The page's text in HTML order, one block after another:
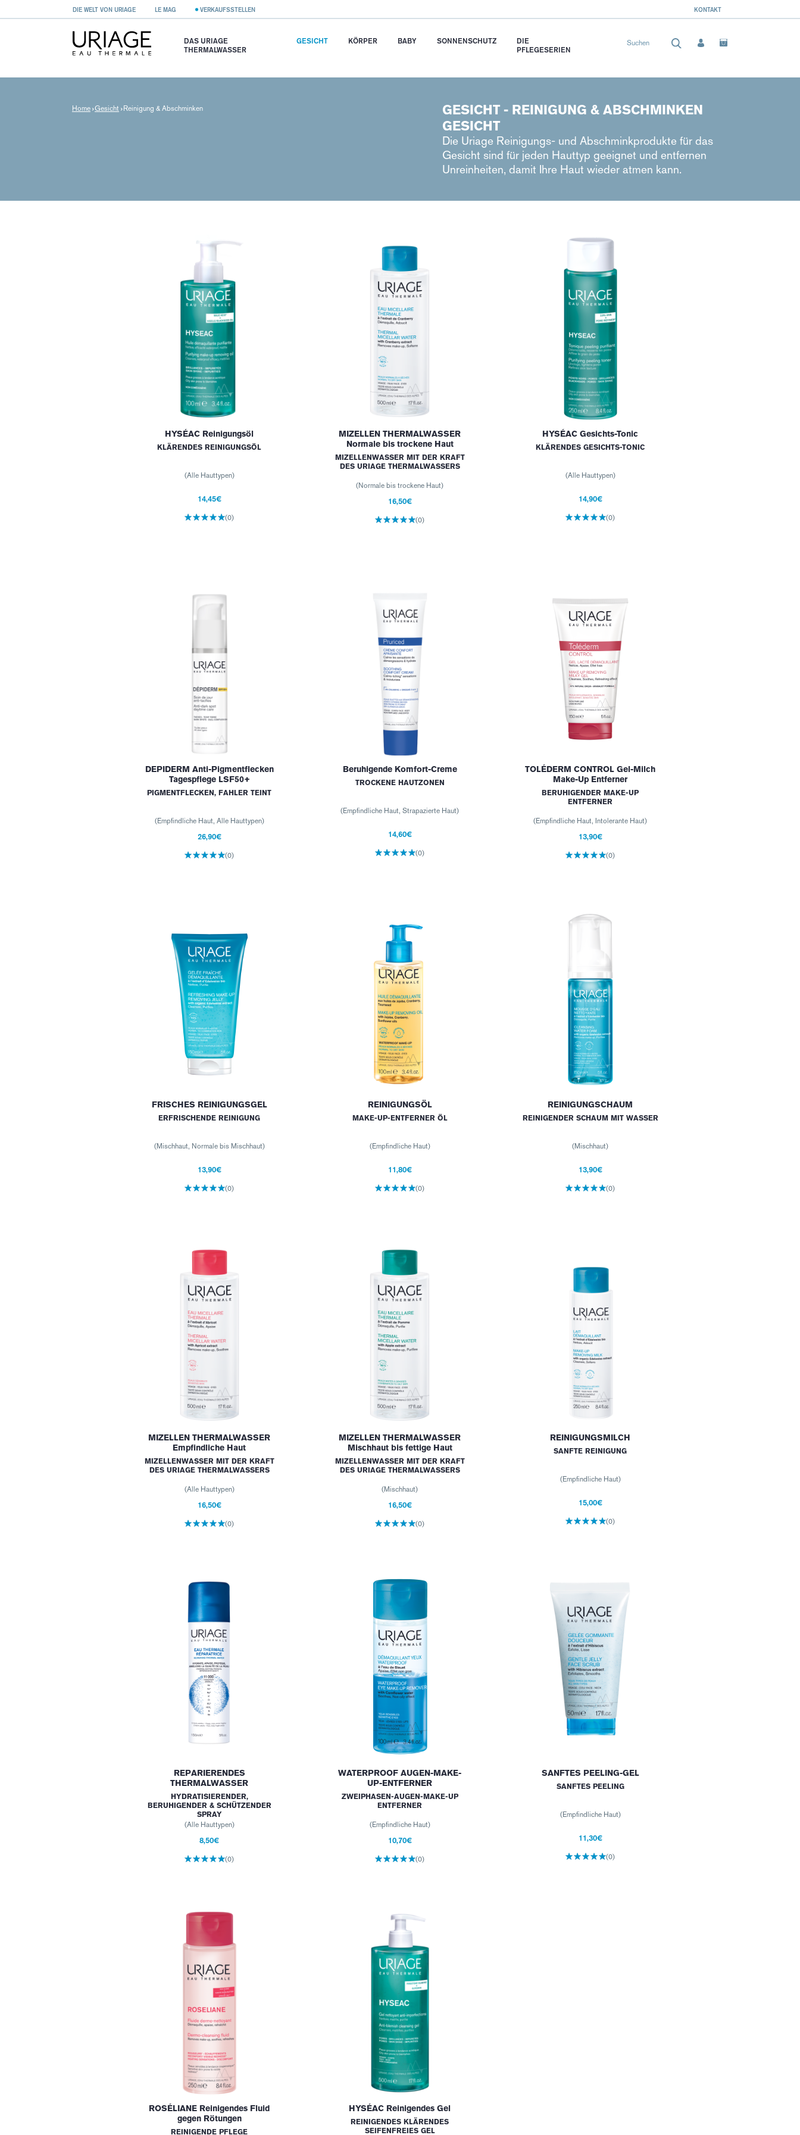
DIE WELT VON URIAGE LE MAG VERKAUFSSTELLEN KONTAKT
DAS URIAGE
THERMALWASSER
GESICHT KÖRPER BABY SONNENSCHUTZ
DIE
PFLEGESERIEN
Home Gesicht Reinigung & Abschminken
GESICHT - REINIGUNG & ABSCHMINKEN
GESICHT
Die Uriage Reinigungs- und Abschminkprodukte für das
Gesicht sind für jeden Hauttyp geeignet und entfernen
Unreinheiten, damit Ihre Haut wieder atmen kann.
HYSÉAC Reinigungsöl
KLÄRENDES REINIGUNGSÖL
(Alle Hauttypen)
14,45€
(0)
MIZELLEN THERMALWASSER
Normale bis trockene Haut
MIZELLENWASSER MIT DER KRAFT
DES URIAGE THERMALWASSERS
(Normale bis trockene Haut)
16,50€
(0)
HYSÉAC Gesichts-Tonic
KLÄRENDES GESICHTS-TONIC
(Alle Hauttypen)
14,90€
(0)
DEPIDERM Anti-Pigmentflecken
Tagespflege LSF50+
PIGMENTFLECKEN, FAHLER TEINT
(Empfindliche Haut, Alle Hauttypen)
26,90€
(0)
Beruhigende Komfort-Creme
TROCKENE HAUTZONEN
(Empfindliche Haut, Strapazierte Haut)
14,60€
(0)
TOLÉDERM CONTROL Gel-Milch
Make-Up Entferner
BERUHIGENDER MAKE-UP
ENTFERNER
(Empfindliche Haut, Intolerante Haut)
13,90€
(0)
FRISCHES REINIGUNGSGEL
ERFRISCHENDE REINIGUNG
(Mischhaut, Normale bis Mischhaut)
13,90€
(0)
REINIGUNGSÖL
MAKE-UP-ENTFERNER ÖL
(Empfindliche Haut)
11,80€
(0)
REINIGUNGSCHAUM
REINIGENDER SCHAUM MIT WASSER
(Mischhaut)
13,90€
(0)
MIZELLEN THERMALWASSER
Empfindliche Haut
MIZELLENWASSER MIT DER KRAFT
DES URIAGE THERMALWASSERS
(Alle Hauttypen)
16,50€
(0)
MIZELLEN THERMALWASSER
Mischhaut bis fettige Haut
MIZELLENWASSER MIT DER KRAFT
DES URIAGE THERMALWASSERS
(Mischhaut)
16,50€
(0)
REINIGUNGSMILCH
SANFTE REINIGUNG
(Empfindliche Haut)
15,00€
(0)
REPARIERENDES
THERMALWASSER
HYDRATISIERENDER,
BERUHIGENDER & SCHÜTZENDER
SPRAY
(Alle Hauttypen)
8,50€
(0)
WATERPROOF AUGEN-MAKE-
UP-ENTFERNER
ZWEIPHASEN-AUGEN-MAKE-UP
ENTFERNER
(Empfindliche Haut)
10,70€
(0)
SANFTES PEELING-GEL
SANFTES PEELING
(Empfindliche Haut)
11,30€
(0)
ROSÉLIANE Reinigendes Fluid
gegen Rötungen
REINIGENDE PFLEGE
HYSÉAC Reinigendes Gel
REINIGENDES KLÄRENDES
SEIFENFREIES GEL